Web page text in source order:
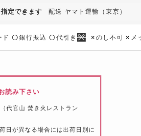
定できます 配送 ヤマト運輸（東京）
ド 〇 銀行振込 〇 代引き × のし不可 × メ
読み下さい
（代官山 焚き火レストラン
日が異なる場合には出荷日別に